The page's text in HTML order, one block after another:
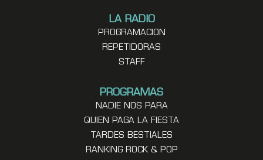
LA RADIO
PROGRAMACION
REPETIDORAS
STAFF
PROGRAMAS
NADIE NOS PARA
QUIEN PAGA LA FIESTA
TARDES BESTIALES
RANKING ROCK & POP